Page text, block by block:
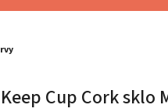
Keep Cup Cork sklo